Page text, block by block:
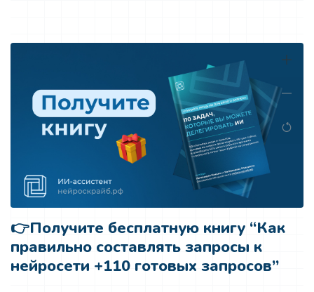
👉Получите бесплатную книгу “Как
правильно составлять запросы к
нейросети +110 готовых запросов”